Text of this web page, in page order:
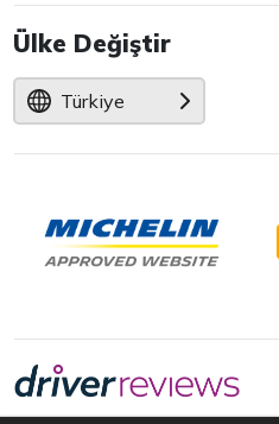
Ülke Değiştir
Türkiye